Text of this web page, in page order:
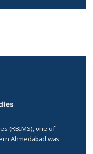
(RBIMS), one of
Ahmedabad was